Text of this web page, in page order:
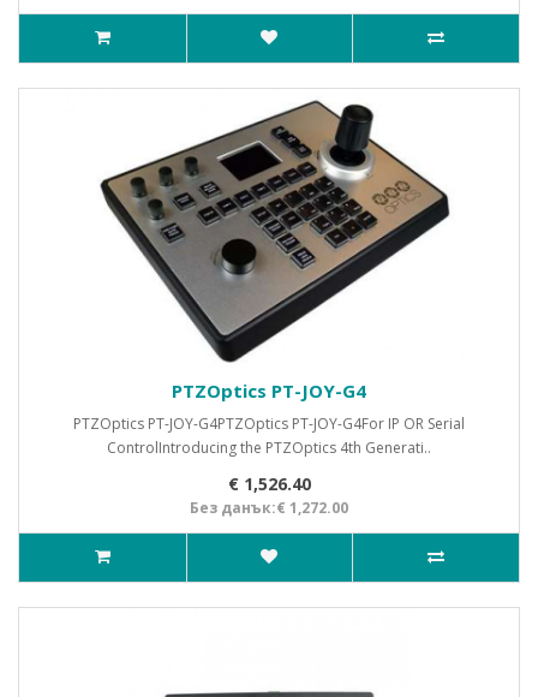
PTZOptics PT-JOY-G4
PTZOptics PT-JOY-G4PTZOptics PT-JOY-G4For IP OR Serial
ControlIntroducing the PTZOptics 4th Generati..
€ 1,526.40
Без данък:€ 1,272.00